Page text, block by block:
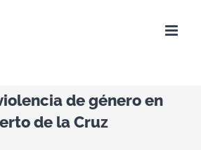
de género en
de la Cruz